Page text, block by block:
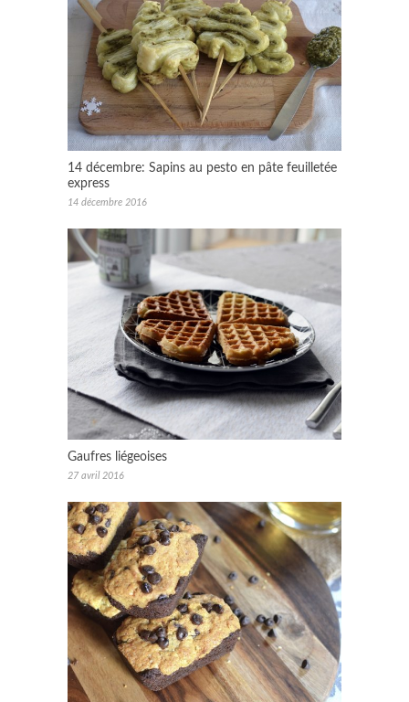
14 décembre: Sapins au pesto en pâte feuilletée
express
14 décembre 2016
Gaufres liégeoises
27 avril 2016